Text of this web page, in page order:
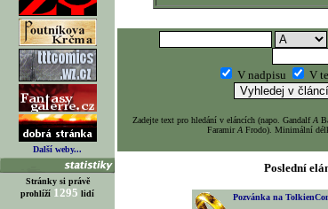
Další weby...
Stránky si právě
prohlíží 1295 lidí
V nadpisu V
Zadejte text pro hledání v eláncích (napo. GandalfA
FaramirA Frodo). Minimální
Poslední
Pozvánka na